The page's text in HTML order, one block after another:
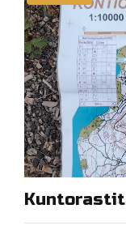
Kuntorastit